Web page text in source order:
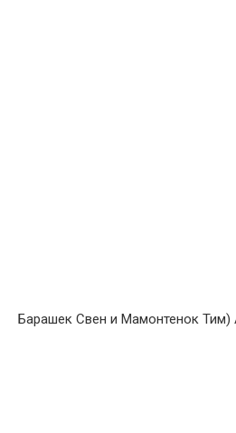
Барашек Свен и Мамонтенок